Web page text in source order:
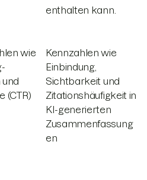
enthalten kann.
wie
und
(CTR)
Kennzahlen wie
Einbindung,
Sichtbarkeit und
Zitationshäufigkeit in
KI-generierten
Zusammenfassung
en